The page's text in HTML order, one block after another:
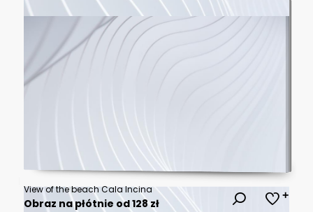
View of the beach Cala Incina
Obraz na płótnie od 128 zł